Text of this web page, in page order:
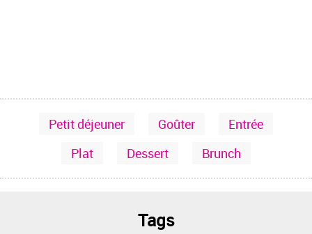
Petit déjeuner Goûter
Entrée
Plat
Dessert Brunch
Tags